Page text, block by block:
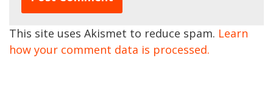
This site uses Akismet to reduce spam. Learn
how your comment data is processed.